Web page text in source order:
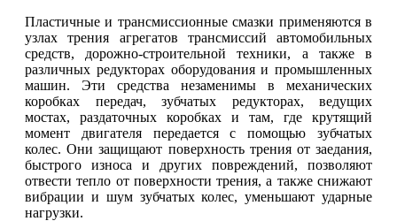
Пластичные и трансмиссионные смазки применяются в
узлах трения агрегатов трансмиссий автомобильных
средств, дорожно-строительной техники, а также в
различных редукторах оборудования и промышленных
машин. Эти средства незаменимы в механических
коробках передач, зубчатых редукторах, ведущих
мостах, раздаточных коробках и там, где крутящий
момент двигателя передается с помощью зубчатых
колес. Они защищают поверхность трения от заедания,
быстрого износа и других повреждений, позволяют
отвести тепло от поверхности трения, а также снижают
вибрации и шум зубчатых колес, уменьшают ударные
нагрузки.